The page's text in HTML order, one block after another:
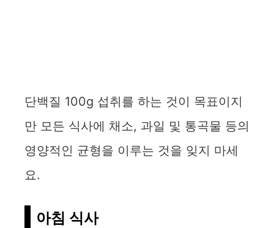
단백질 100g 섭취를 하는 것이 목표이지
만 모든 식사에 채소, 과일 및 통곡물 등의
영양적인 균형을 이루는 것을 잊지 마세
요.
아침 식사